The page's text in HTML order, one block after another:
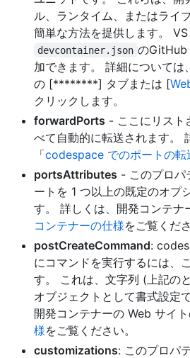
ル、ランタイム、またはライ
簡単な方法を提供します。
devcontainer.json のGitHub
加できます。 詳細について
の [********] タブまたは [
クリックします。
forwardPorts - ここにリスト
べて自動的に転送されます。
「codespace でのポートの転
portsAttributes - このプロパ
ートを 1 つ以上の既定のオプ
す。 詳しくは、開発コンテナ
コンテナーの仕様をご覧くださ
postCreateCommand:
にコマンドを実行するには、
す。 これは、文字列 (上記の
オブジェクトとして書式設定
開発コンテナーの Web サイ
様をご覧ください。
customizations: このプロパ